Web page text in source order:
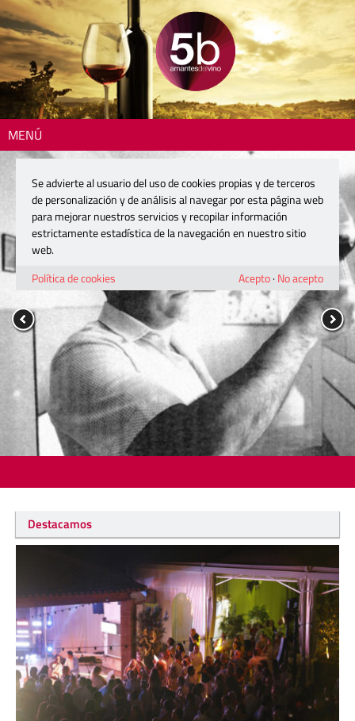
MENÚ
Destacamos
Se advierte al usuario del uso de cookies propias y de terceros
de personalización y de análisis al navegar por esta página web
para mejorar nuestros servicios y recopilar información
estrictamente estadística de la navegación en nuestro sitio
web.
Política de cookies
Acepto· No acepto